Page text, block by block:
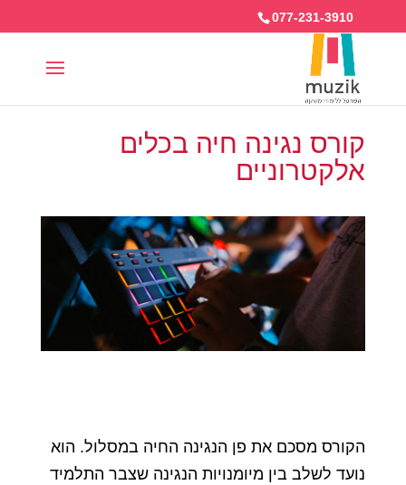
077-231-3910
קורס נגינה חיה בכלים
אלקטרוניים
הקורס מסכם את פן הנגינה החיה במסלול. הוא
נועד לשלב בין מיומנויות הנגינה שצבר התלמיד